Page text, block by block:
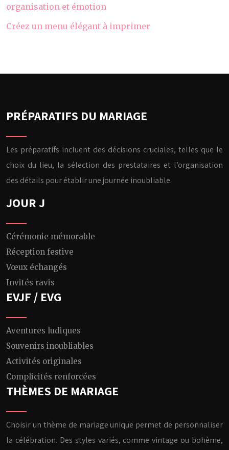
organisation et émotion
Créez un menu élégant à imprimer
PRÉPARATIFS DU MARIAGE
Les préparatifs incluent des décisions cruciales, telles que le
choix du lieu, la sélection des prestataires et l’organisation
des détails pour établir une journée inoubliable.
JOUR J
Cérémonie mémorable
Réception festive
Vœux échangés
Invités ravis
EVJF / EVG
Aventures ludiques
Souvenirs inoubliables
Activités originales
Complicités renforcées
THÈMES DE MARIAGE
Choisir un thème de mariage unique permet de personnaliser
la célébration. Des styles variés, comme vintage ou bohème,